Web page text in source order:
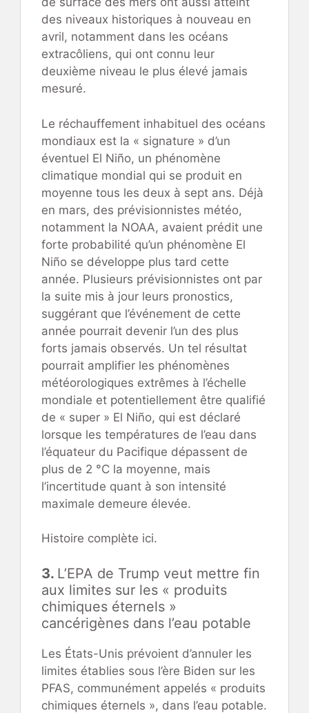
des niveaux historiques à nouveau en
avril, notamment dans les océans
extracôliens, qui ont connu leur
deuxième niveau le plus élevé jamais
mesuré.
Le réchauffement inhabituel des océans
mondiaux est la « signature » d’un
éventuel El Niño, un phénomène
climatique mondial qui se produit en
moyenne tous les deux à sept ans. Déjà
en mars, des prévisionnistes météo,
notamment la NOAA, avaient prédit une
forte probabilité qu’un phénomène El
Niño se développe plus tard cette
année. Plusieurs prévisionnistes ont par
la suite mis à jour leurs pronostics,
suggérant que l’événement de cette
année pourrait devenir l’un des plus
forts jamais observés. Un tel résultat
pourrait amplifier les phénomènes
météorologiques extrêmes à l’échelle
mondiale et potentiellement être qualifié
de « super » El Niño, qui est déclaré
lorsque les températures de l’eau dans
l’équateur du Pacifique dépassent de
plus de 2 °C la moyenne, mais
l’incertitude quant à son intensité
maximale demeure élevée.
Histoire complète ici.
3. L’EPA de Trump veut mettre fin
aux limites sur les « produits
chimiques éternels »
cancérigènes dans l’eau potable
Les États-Unis prévoient d’annuler les
limites établies sous l’ère Biden sur les
PFAS, communément appelés « produits
chimiques éternels », dans l’eau potable.